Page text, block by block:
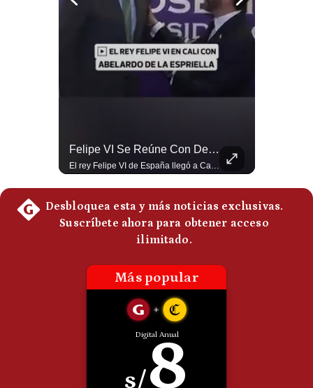
Felipe VI Se Reúne Con De La Espriella Antes De La Investidura | Gestión Mundo